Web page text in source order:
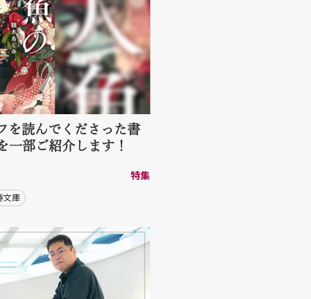
を読んでくださった書
一部ご紹介します！
特集
文庫